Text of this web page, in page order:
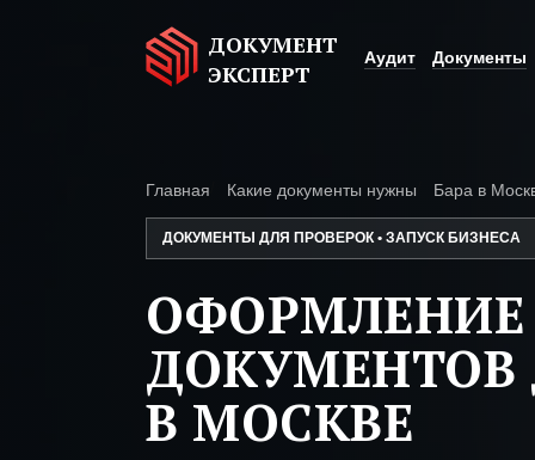
ДОКУМЕНТ
ЭКСПЕРТ
Аудит Документы
Главная Какие документы нужны Бара в
ДОКУМЕНТЫ ДЛЯ ПРОВЕРОК • ЗАПУСК БИЗНЕСА
ОФОРМЛЕНИЕ
ДОКУМЕНТОВ
В МОСКВЕ